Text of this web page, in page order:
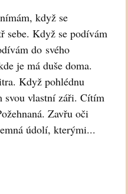
když se
sebe. Když se podívám
do svého
je má duše doma.
Když pohlédnu
svou vlastní záři. Cítím
Zavřu oči
údolí, kterými...